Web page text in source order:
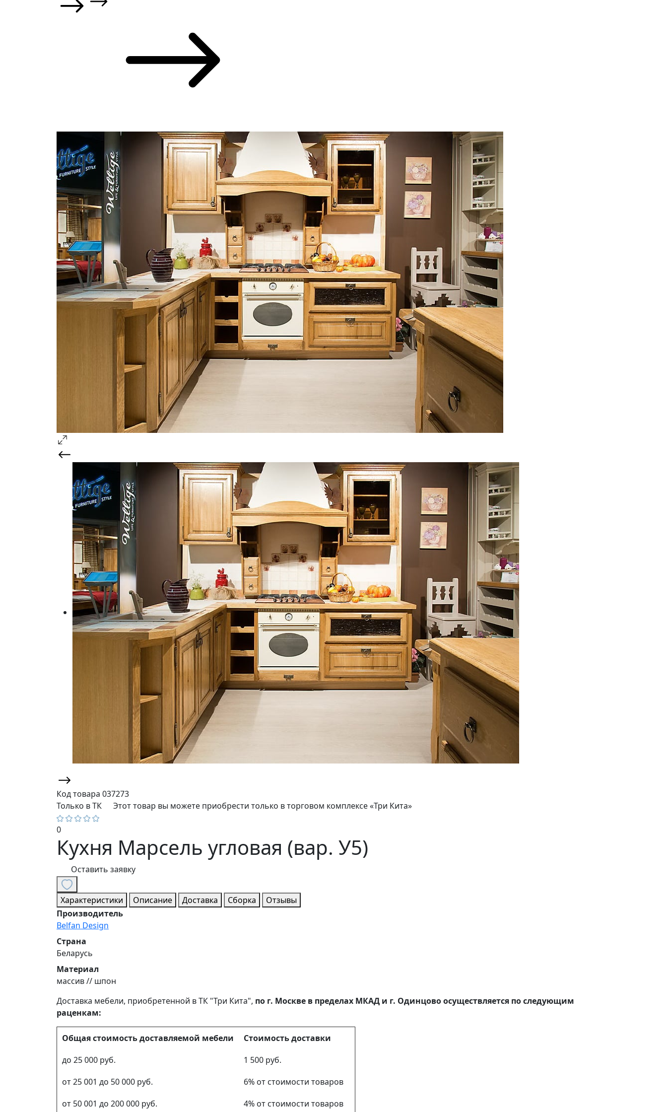
Код товара 037273
Только в ТК
Этот товар вы можете приобрести только в торговом комплексе «Три Кита»
0
Кухня Марсель угловая (вар. У5)
Оставить заявку
Характеристики Описание Доставка Сборка
Отзывы
Производитель
Belfan Design
Страна
Беларусь
Материал
массив // шпон
Доставка мебели, приобретенной в ТК "Три Кита", по г. Москве в пределах МКАД и г. Одинцово осуществляется по следующим
раценкам:
Общая стоимость доставляемой мебели
Стоимость доставки
до 25 000 руб.
1 500 руб.
от 25 001 до 50 000 руб.
6% от стоимости товаров
от 50 001 до 200 000 руб.
4% от стоимости товаров